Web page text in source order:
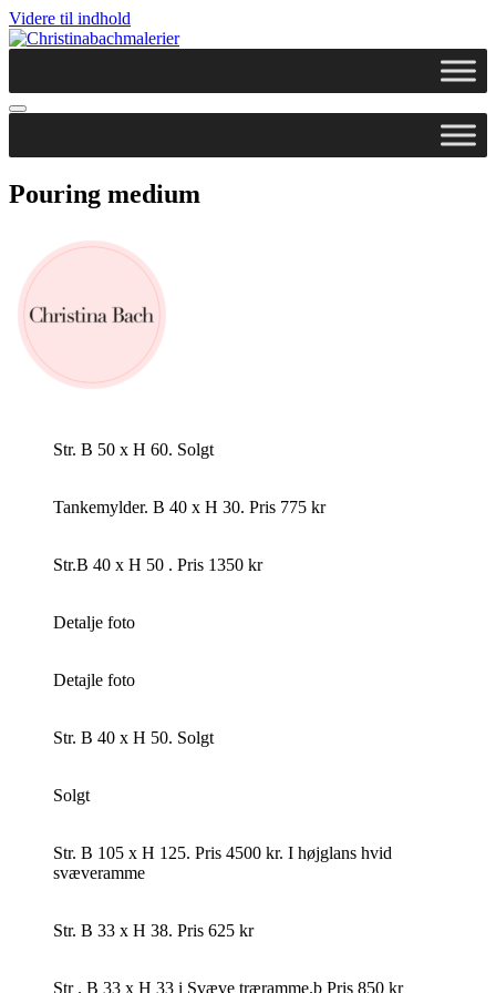
Videre til indhold
Pouring medium
Str. B 50 x H 60. Solgt
Tankemylder. B 40 x H 30. Pris 775 kr
Str.B 40 x H 50 . Pris 1350 kr
Detalje foto
Detajle foto
Str. B 40 x H 50. Solgt
Solgt
Str. B 105 x H 125. Pris 4500 kr. I højglans hvid
svæveramme
Str. B 33 x H 38. Pris 625 kr
Str . B 33 x H 33 i Svæve træramme.b Pris 850 kr